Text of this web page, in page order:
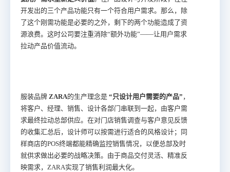
开发出的三个产品功能只有一个符合用户需求。那么，除
了这个刚需功能是必要的之外，剩下的两个功能造成了资
源浪费。这时公司要注重消除“额外功能”——让用户需求
拉动产品价值流动。
服装品牌 ZARA的生产理念是 “只设计用户需要的产品” ，
将客户、经理、销售、设计各部门串联到一起，由客户需
求最终拉动总部供应。在对门店销售调查与客户意见反馈
的收集汇总后，设计师可以按需进行适合的风格设计；同
样商店的POS终端都能精确监控销售情况，以便总部及时
就供求做出必要的战略决策。由于商品交付灵活、精准反
映需求，ZARA实现了销售利润最大化。